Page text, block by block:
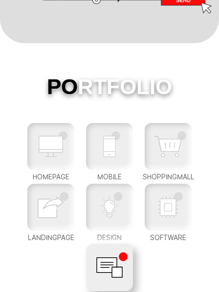
PORTFOLIO
HOMEPAGE MOBILE SHOPPINGMALL
LANDINGPAGE DESIGN SOFTWARE